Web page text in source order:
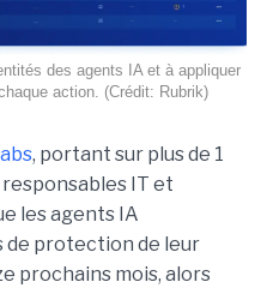
des agents IA et à appliquer
action. (Crédit: Rubrik)
, portant sur plus de 1
responsables IT et
les agents IA
de protection de leur
prochains mois, alors